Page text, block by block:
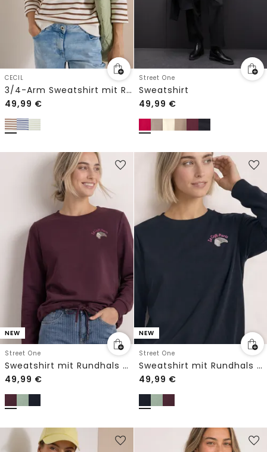
CECIL
3/4-Arm Sweatshirt mit Rundhals und Streifen
49,99 €
Street One
Sweatshirt
49,99 €
NEW
Street One
Sweatshirt mit Rundhals und Embroidery
49,99 €
NEW
Street One
Sweatshirt mit Rundhals und Embroidery
49,99 €